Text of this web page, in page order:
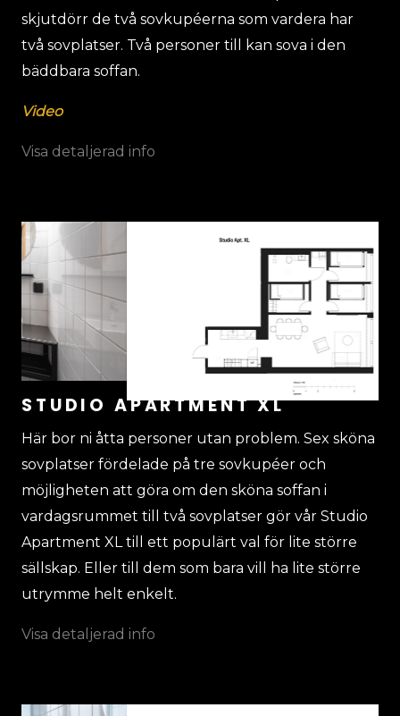
två sovplatser. Två personer till kan sova i den
bäddbara soffan.
STUDIO APARTMENT XL
Här bor ni åtta personer utan problem. Sex sköna
sovplatser fördelade på tre sovkupéer och
möjligheten att göra om den sköna soffan i
vardagsrummet till två sovplatser gör vår Studio
Apartment XL till ett populärt val för lite större
sällskap. Eller till dem som bara vill ha lite större
utrymme helt enkelt.
Visa detaljerad info